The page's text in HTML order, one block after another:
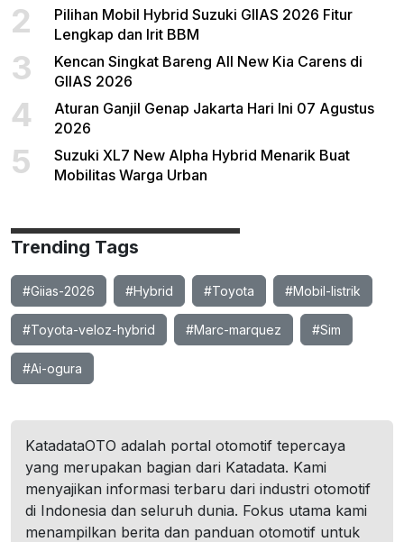
2
Pilihan Mobil Hybrid Suzuki GIIAS 2026 Fitur
Lengkap dan Irit BBM
3
Kencan Singkat Bareng All New Kia Carens di
GIIAS 2026
4
Aturan Ganjil Genap Jakarta Hari Ini 07 Agustus
2026
5
Suzuki XL7 New Alpha Hybrid Menarik Buat
Mobilitas Warga Urban
Trending Tags
#Giias-2026 #Hybrid #Toyota #Mobil-listrik
#Toyota-veloz-hybrid #Marc-marquez #Sim
#Ai-ogura
KatadataOTO adalah portal otomotif tepercaya
yang merupakan bagian dari Katadata. Kami
menyajikan informasi terbaru dari industri otomotif
di Indonesia dan seluruh dunia. Fokus utama kami
menampilkan berita dan panduan otomotif untuk